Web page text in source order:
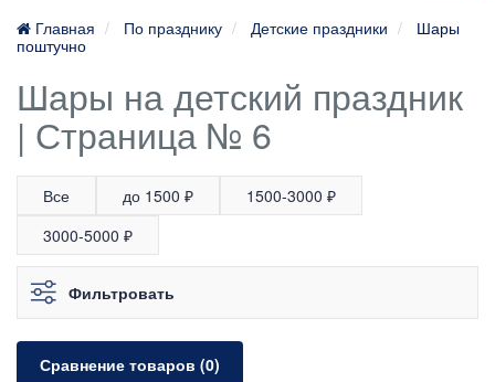
Главная По празднику Детские праздники
Шары
поштучно
Шары на детский праздник
| Страница № 6
Все до 1500 ₽
1500-3000 ₽
3000-5000 ₽
Фильтровать
Сравнение товаров (0)